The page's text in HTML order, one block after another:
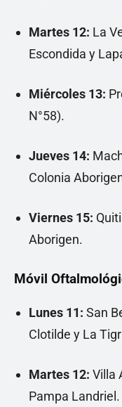
Martes 12: La
Escondida y
Miércoles 13:
N°58).
Jueves 14:
Colonia
Viernes 15:
Aborigen.
Móvil
Lunes 11: San
Clotilde y La
Martes 12: Villa
Pampa Landriel.